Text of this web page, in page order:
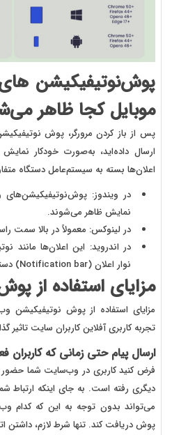
پوش‌نوتیفیکیشن
موبایل کجا ظاهر
پس از باز کردن مرورگر، پوش
ارسال داده‌اید، به‌صورت خودکار
اعلان‌ها بسته به سیستم‌عامل دستگاه
در ویندوز:
نمایش ظاهر می‌شوند.
در لینوکس: معمولاً در بالا
در اندروید: این اعلان‌ها مانند
نوار اعلان (Notification bar) دستگاه نمایش داده می‌شوند.
مزایای استفاده از
مزایای استفاده از پوش
تجربه کاربری آفلاین کاربران سایت تاثیر
ارسال پیام حتی زمانی که کاربران
فرض کنید کاربری در وب‌سایت شما حضور
دیگری رفته است. به جای اینکه ارتباط
می‌تواند بدون توجه به این که کدام
پوش دریافت کند. تنها شرط لازم، داشتن